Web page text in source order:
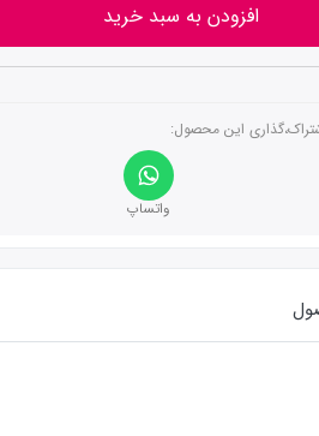
افزودن به سبد خرید
این محصول‌:
واتساپ